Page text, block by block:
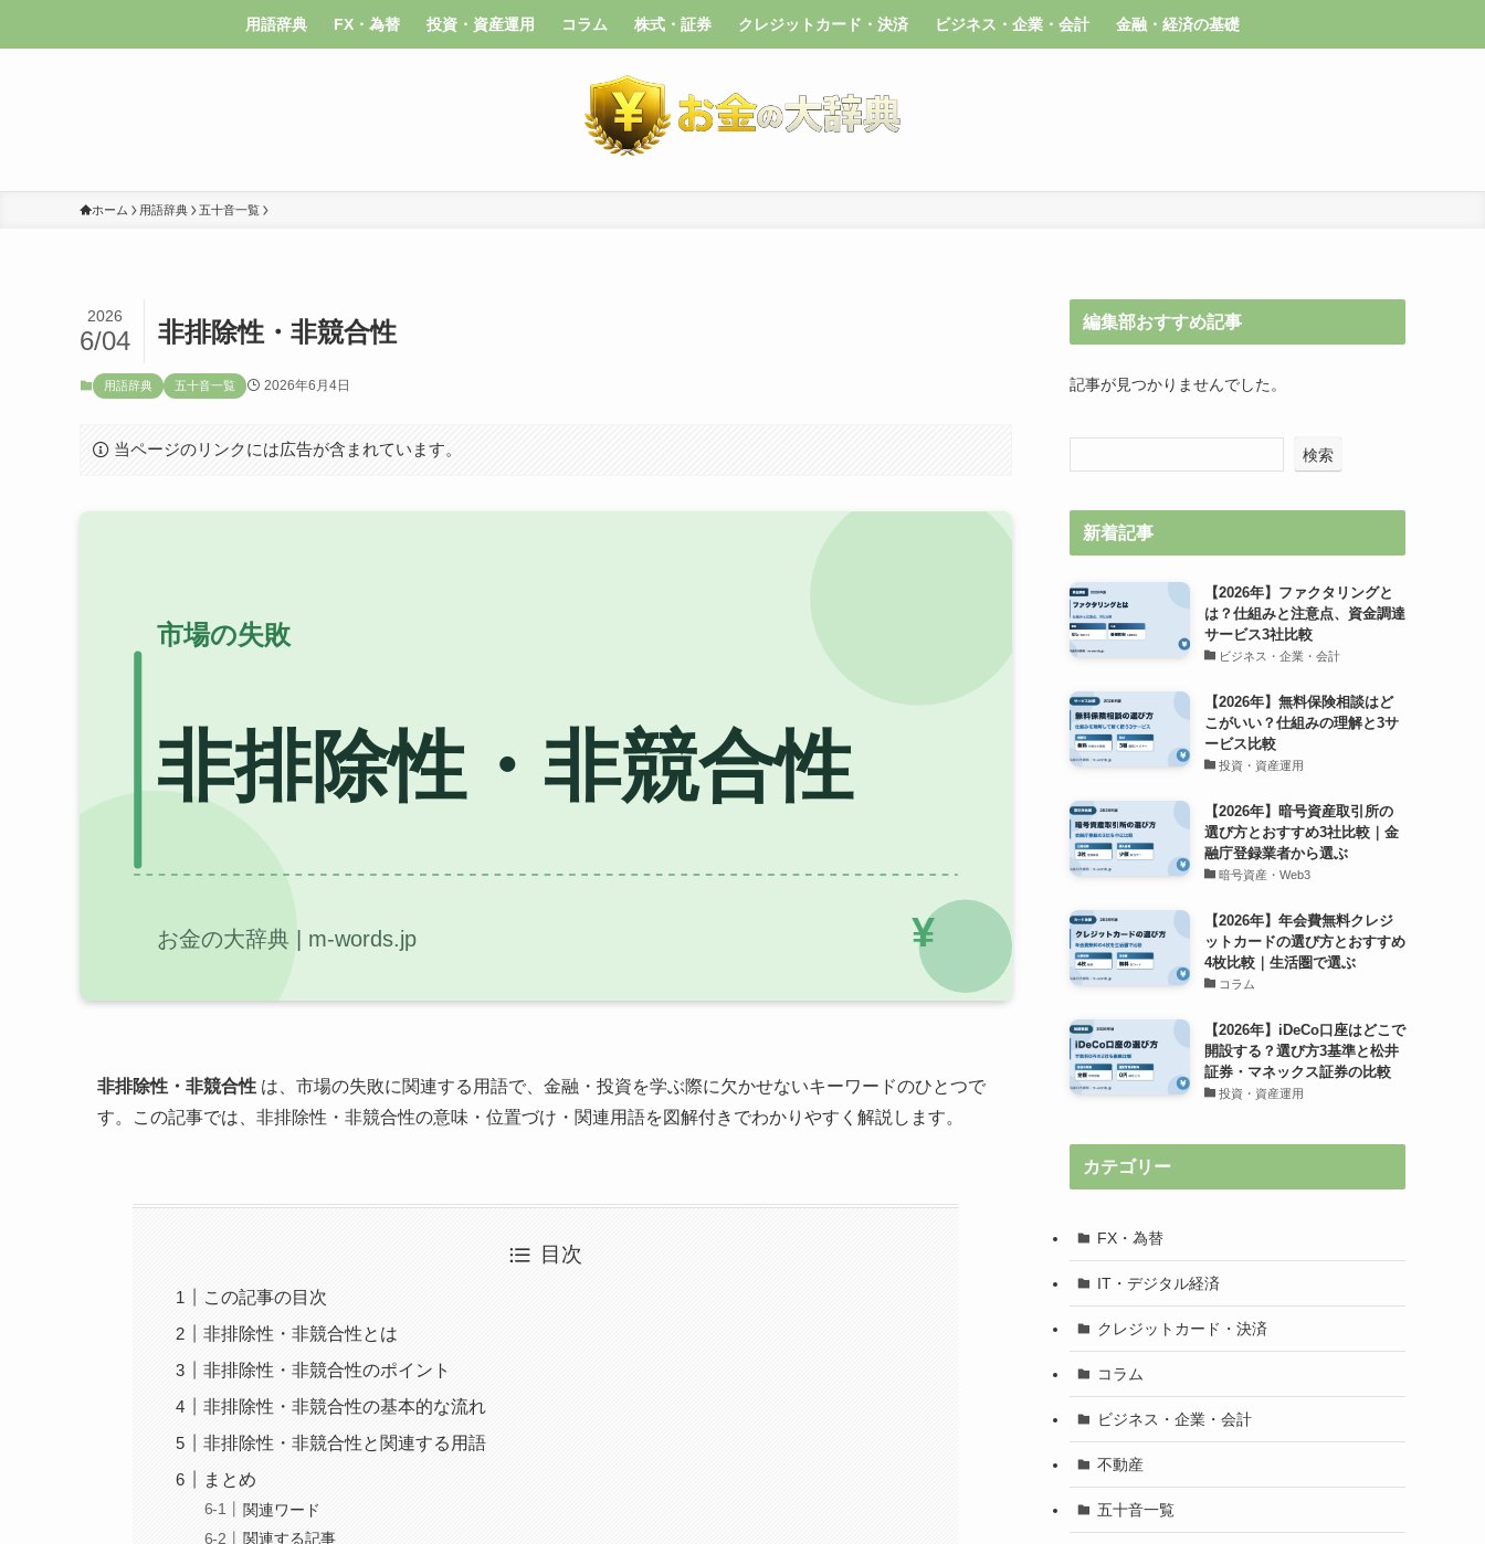
用語辞典 FX・為替 投資・資産運用 コラム 株式・証券 クレジットカード・決済 ビジネス・企業・会計 金融・経済の基礎
ホーム 用語辞典 五十音一覧
非排除性・非競合性
2026
6/04
用語辞典 五十音一覧 2026年6月4日
当ページのリンクには広告が含まれています。
非排除性・非競合性 は、市場の失敗に関連する用語で、金融・投資を学ぶ際に欠かせないキーワードのひとつで
す。この記事では、非排除性・非競合性の意味・位置づけ・関連用語を図解付きでわかりやすく解説します。
目次
この記事の目次
非排除性・非競合性とは
非排除性・非競合性のポイント
非排除性・非競合性の基本的な流れ
非排除性・非競合性と関連する用語
まとめ
関連ワード
関連する記事
編集部おすすめ記事
記事が見つかりませんでした。
検索
新着記事
【2026年】ファクタリングと
は？仕組みと注意点、資金調達
サービス3社比較
ビジネス・企業・会計
【2026年】無料保険相談はど
こがいい？仕組みの理解と3サ
ービス比較
投資・資産運用
【2026年】暗号資産取引所の
選び方とおすすめ3社比較｜金
融庁登録業者から選ぶ
暗号資産・Web3
【2026年】年会費無料クレジ
ットカードの選び方とおすすめ
4枚比較｜生活圏で選ぶ
コラム
【2026年】iDeCo口座はどこで
開設する？選び方3基準と松井
証券・マネックス証券の比較
投資・資産運用
カテゴリー
FX・為替
IT・デジタル経済
クレジットカード・決済
コラム
ビジネス・企業・会計
不動産
五十音一覧